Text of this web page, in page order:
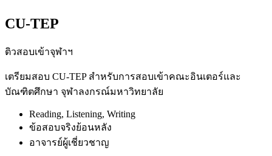
CU-TEP
ติวสอบเข้าจุฬาฯ
เตรียมสอบ CU-TEP สำหรับการสอบเข้าคณะอินเตอร์และ
บัณฑิตศึกษา จุฬาลงกรณ์มหาวิทยาลัย
Reading, Listening, Writing
ข้อสอบจริงย้อนหลัง
อาจารย์ผู้เชี่ยวชาญ